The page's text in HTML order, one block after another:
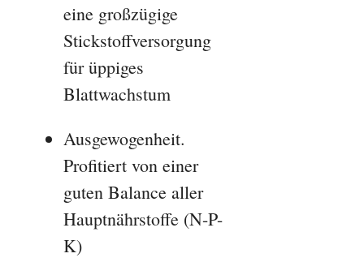
eine großzügige
Stickstoffversorgung
für üppiges
Blattwachstum
Ausgewogenheit.
Profitiert von einer
guten Balance aller
Hauptnährstoffe (N-P-
K)